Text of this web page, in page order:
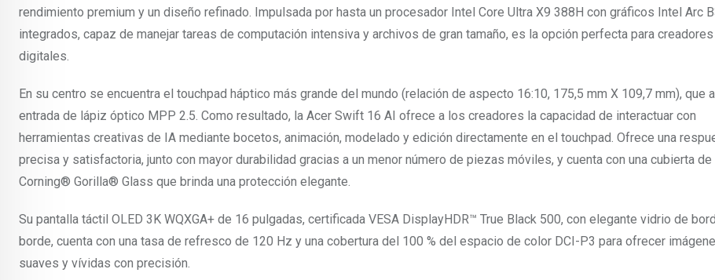
rendimiento premium y un diseño refinado. Impulsada por hasta un procesador Intel Core Ultra X9 388H con gráficos Intel Arc
integrados, capaz de manejar tareas de computación intensiva y archivos de gran tamaño, es la opción perfecta para creadores
digitales.
En su centro se encuentra el touchpad háptico más grande del mundo (relación de aspecto 16:10, 175,5 mm X 109,7 mm), que
entrada de lápiz óptico MPP 2.5. Como resultado, la Acer Swift 16 AI ofrece a los creadores la capacidad de interactuar con
herramientas creativas de IA mediante bocetos, animación, modelado y edición directamente en el touchpad. Ofrece una
precisa y satisfactoria, junto con mayor durabilidad gracias a un menor número de piezas móviles, y cuenta con una cubierta de
Corning® Gorilla® Glass que brinda una protección elegante.
Su pantalla táctil OLED 3K WQXGA+ de 16 pulgadas, certificada VESA DisplayHDR™ True Black 500, con elegante vidrio de
borde, cuenta con una tasa de refresco de 120 Hz y una cobertura del 100 % del espacio de color DCI-P3 para ofrecer
suaves y vívidas con precisión.